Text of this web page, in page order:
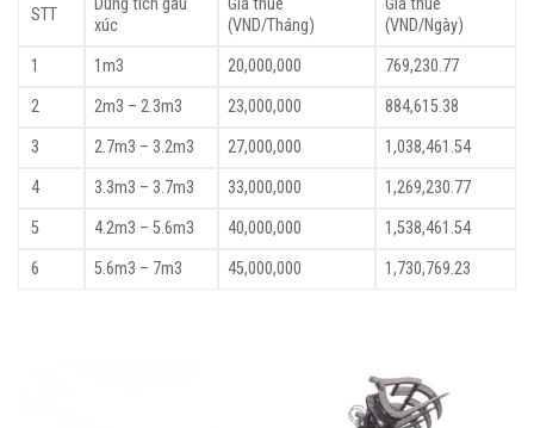
STT
Dung tích gàu
xúc
Giá thuê
(VND/Tháng)
Giá thuê
(VND/Ngày)
1
1m3 20,000,000
769,230.77
2
2m3 – 2.3m3 23,000,000
884,615.38
3
2.7m3 – 3.2m3 27,000,000
1,038,461.54
4
3.3m3 – 3.7m3 33,000,000
1,269,230.77
5
4.2m3 – 5.6m3 40,000,000
1,538,461.54
6
5.6m3 – 7m3 45,000,000 1,730,769.23